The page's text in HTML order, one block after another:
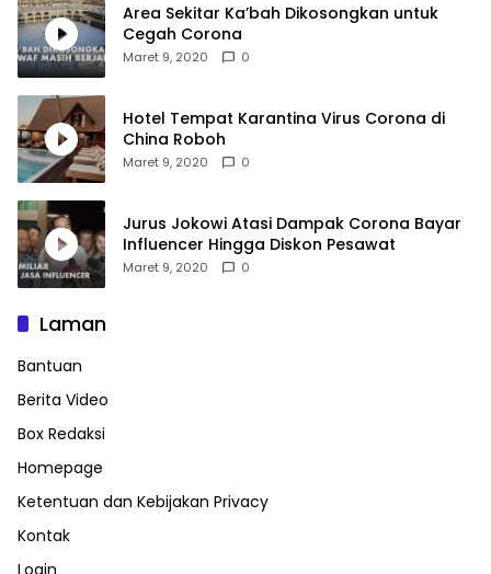
Area Sekitar Ka’bah Dikosongkan untuk
Cegah Corona
Maret 9, 2020 0
Hotel Tempat Karantina Virus Corona di
China Roboh
Maret 9, 2020 0
Jurus Jokowi Atasi Dampak Corona Bayar
Influencer Hingga Diskon Pesawat
Maret 9, 2020 0
Laman
Bantuan
Berita Video
Box Redaksi
Homepage
Ketentuan dan Kebijakan Privacy
Kontak
Login